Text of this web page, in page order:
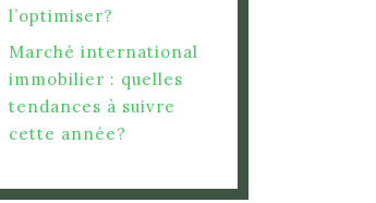
l’optimiser?
Marché international
immobilier : quelles
tendances à suivre
cette année?